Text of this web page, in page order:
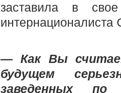
заставила в
— Как Вы
будущем
заведенных